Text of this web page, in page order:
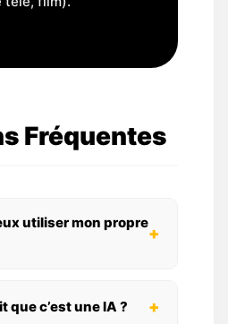
Fréquentes
utiliser mon propre
+
que c’est une IA ? +